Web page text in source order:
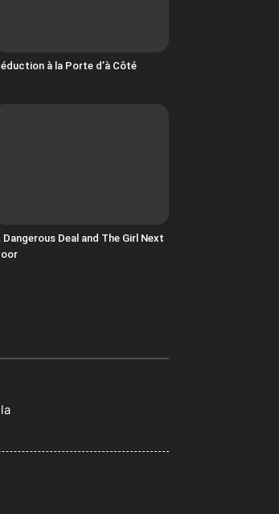
à la Porte d’à Côté
Dangerous Deal and The Girl Next